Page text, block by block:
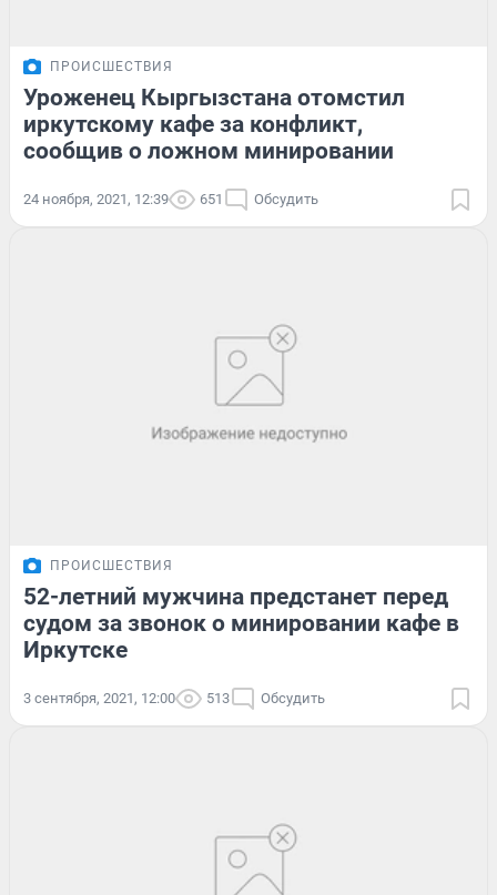
ПРОИСШЕСТВИЯ
Уроженец Кыргызстана отомстил
иркутскому кафе за конфликт,
сообщив о ложном минировании
24 ноября, 2021, 12:39 651 Обсудить
ПРОИСШЕСТВИЯ
52-летний мужчина предстанет перед
судом за звонок о минировании кафе в
Иркутске
3 сентября, 2021, 12:00 513 Обсудить